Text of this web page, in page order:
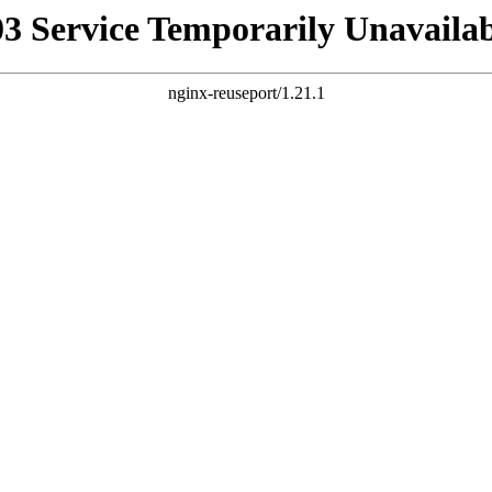
Service Temporarily
nginx-reuseport/1.21.1